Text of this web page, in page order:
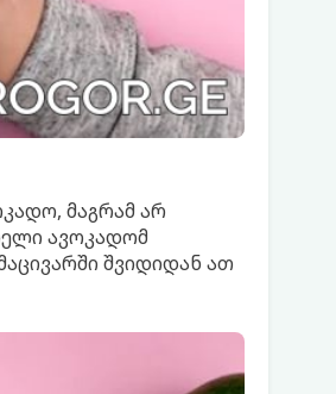
მაგრამ არ
ავოკადომ
შვიდიდან ათ